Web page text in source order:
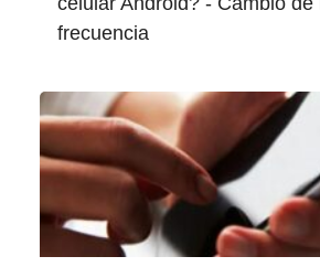
frecuencia